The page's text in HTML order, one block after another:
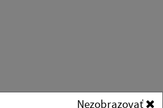
Nezobrazovať